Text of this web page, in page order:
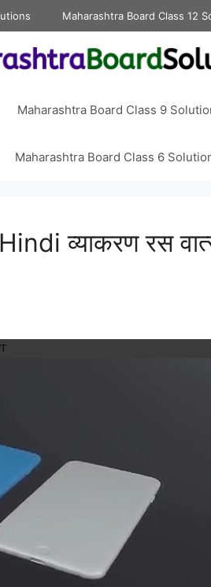
Maharashtra Board Class 12
Maharashtra Board Class 9
Maharashtra Board Class 6
व्याकरण रस